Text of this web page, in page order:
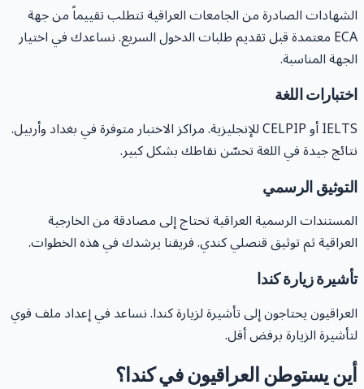
الصادرة من الجامعات العراقية تتطلب تقييماً من جهة
ECA معتمدة قبل تقديم طلبات الدخول السريع. نساعدك في اختيار
المناسبة.
اللغة
IELTS أو CELPIP للإنجليزية. مراكز الاختبار متوفرة في بغداد وأربيل.
جيدة في اللغة تحسّن نقاطك بشكل كبير.
الرسمي
الرسمية العراقية تحتاج إلى مصادقة من الخارجية
ثم توثيق قنصلي كندي. فريقنا يرشدك في هذه الخطوات.
زيارة كندا
يحتاجون إلى تأشيرة لزيارة كندا. نساعد في إعداد ملف قوي
الزيارة برفض أقل.
يستوطن العراقيون في كندا؟